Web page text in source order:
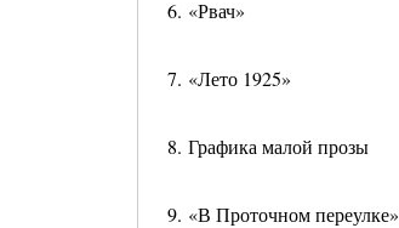
6. «Рвач»
7. «Лето 1925»
8. Графика малой прозы
9. «В Проточном переулке»